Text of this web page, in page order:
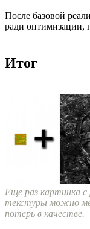
После базовой
ради оптимизации,
Итог
Еще раз картинка
текстуры можно
потерь в качестве.